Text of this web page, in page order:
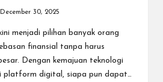
December 30, 2025
menjadi pilihan banyak orang
finansial tanpa harus
Dengan kemajuan teknologi
platform digital, siapa pun dapat…